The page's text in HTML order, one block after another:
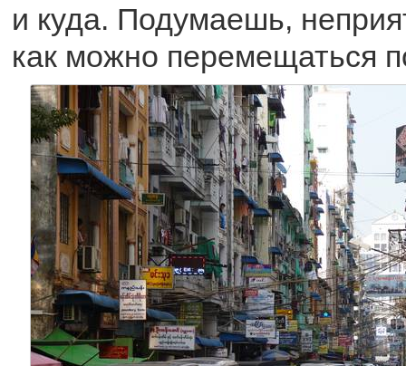
и куда. Подумаешь,
как можно перемещаться